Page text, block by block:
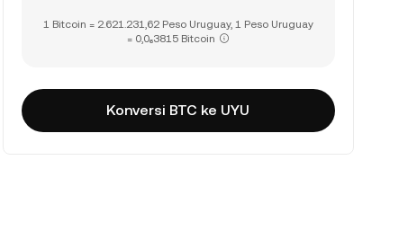
1 Bitcoin = 2.621.231,62 Peso Uruguay, 1 Peso Uruguay
= 0,0₆3815 Bitcoin
Konversi BTC ke UYU